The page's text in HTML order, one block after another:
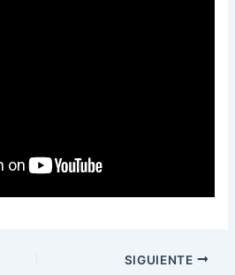
SIGUIENTE